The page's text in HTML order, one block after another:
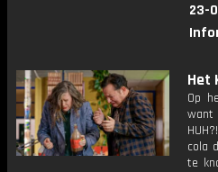
23-
Het
Op
want
cola
te